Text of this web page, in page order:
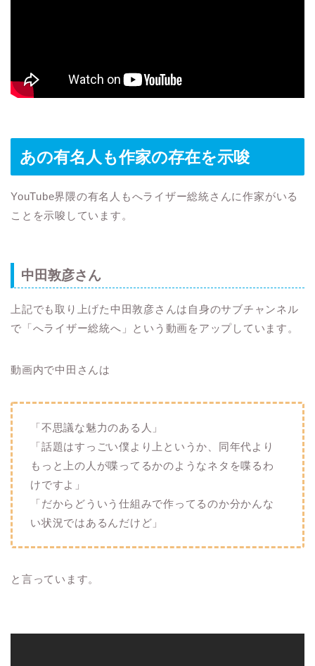
あの有名人も作家の存在を示唆
YouTube界隈の有名人もへライザー総統さんに作家がいる
ことを示唆しています。
中田敦彦さん
上記でも取り上げた中田敦彦さんは自身のサブチャンネル
で「へライザー総統へ」という動画をアップしています。
動画内で中田さんは
「不思議な魅力のある人」
「話題はすっごい僕より上というか、同年代より
もっと上の人が喋ってるかのようなネタを喋るわ
けですよ」
「だからどういう仕組みで作ってるのか分かんな
い状況ではあるんだけど」
と言っています。